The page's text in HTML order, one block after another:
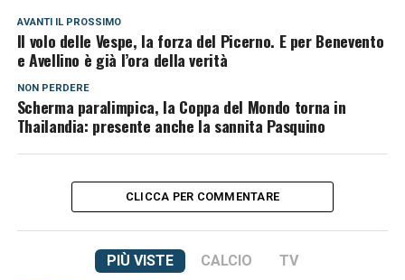
AVANTI IL ​​PROSSIMO
Il volo delle Vespe, la forza del Picerno. E per Benevento
e Avellino è già l’ora della verità
NON PERDERE
Scherma paralimpica, la Coppa del Mondo torna in
Thailandia: presente anche la sannita Pasquino
CLICCA PER COMMENTARE
PIÙ VISTE CALCIO TV